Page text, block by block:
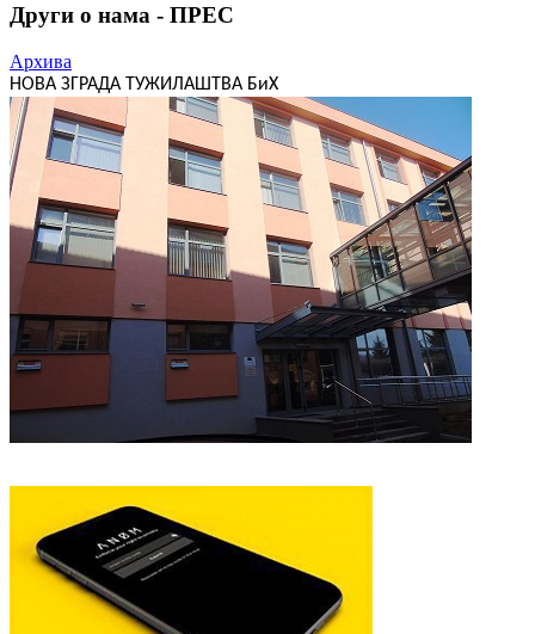
Други о нама - ПРЕС
Архива
НОВА ЗГРАДА ТУЖИЛАШТВА БиХ